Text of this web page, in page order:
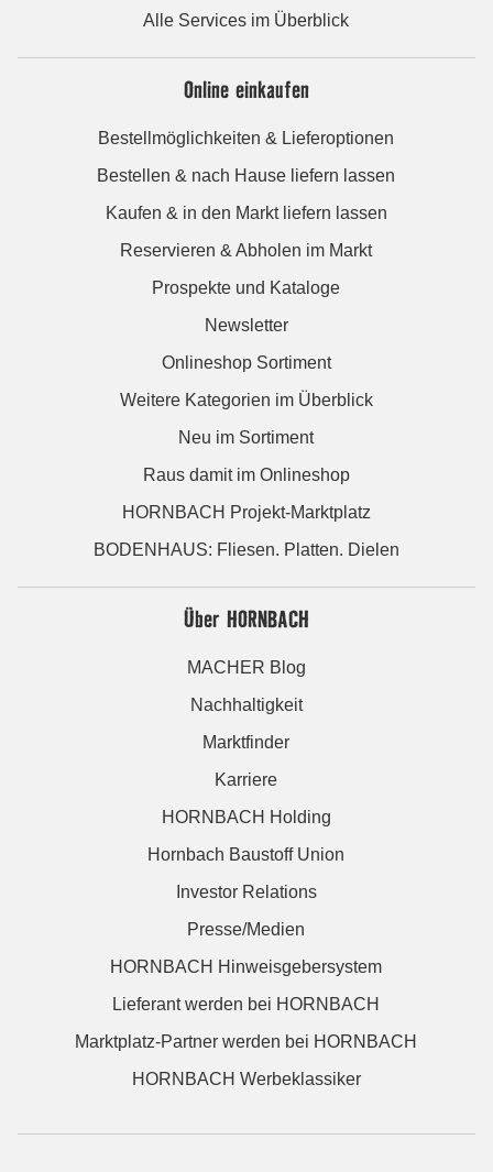
Alle Services im Überblick
Online einkaufen
Bestellmöglichkeiten & Lieferoptionen
Bestellen & nach Hause liefern lassen
Kaufen & in den Markt liefern lassen
Reservieren & Abholen im Markt
Prospekte und Kataloge
Newsletter
Onlineshop Sortiment
Weitere Kategorien im Überblick
Neu im Sortiment
Raus damit im Onlineshop
HORNBACH Projekt-Marktplatz
BODENHAUS: Fliesen. Platten. Dielen
Über HORNBACH
MACHER Blog
Nachhaltigkeit
Marktfinder
Karriere
HORNBACH Holding
Hornbach Baustoff Union
Investor Relations
Presse/Medien
HORNBACH Hinweisgebersystem
Lieferant werden bei HORNBACH
Marktplatz-Partner werden bei HORNBACH
HORNBACH Werbeklassiker